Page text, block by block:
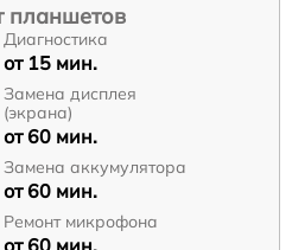
планшетов
Диагностика
от 15 мин.
Замена дисплея
(экрана)
от 60 мин.
Замена аккумулятора
от 60 мин.
Ремонт микрофона
от 60 мин.